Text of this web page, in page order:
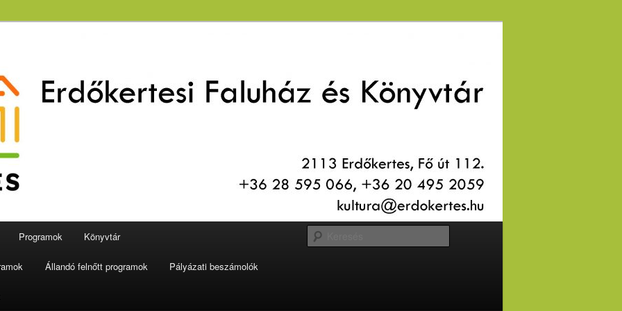
és Könyvtár
Programok Könyvtár
Állandó felnőtt programok Pályázati beszámolók